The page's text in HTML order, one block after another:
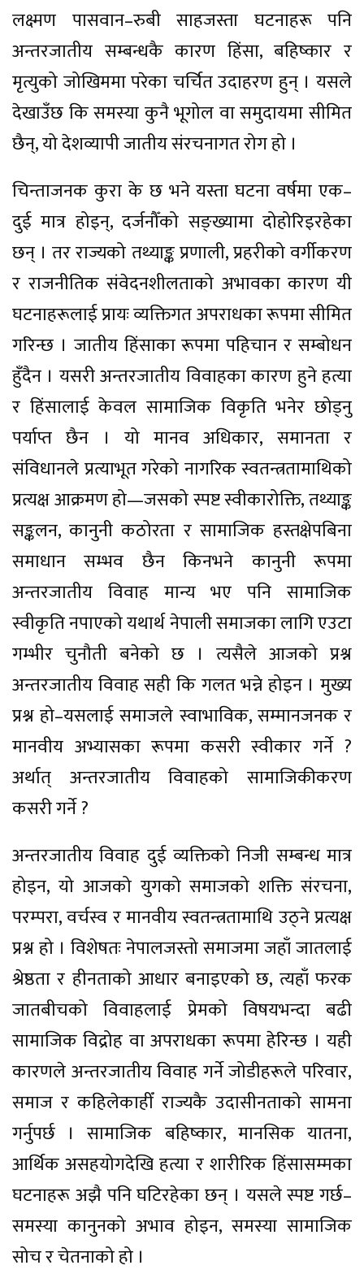
लक्ष्मण पासवान–रुबी साहजस्ता घटनाहरू पनि
अन्तरजातीय सम्बन्धकै कारण हिंसा, बहिष्कार र
मृत्युको जोखिममा परेका चर्चित उदाहरण हुन् । यसले
देखाउँछ कि समस्या कुनै भूगोल वा समुदायमा सीमित
छैन्, यो देशव्यापी जातीय संरचनागत रोग हो ।
चिन्ताजनक कुरा के छ भने यस्ता घटना वर्षमा एक–
दुई मात्र होइन्, दर्जनौँको सङ्ख्यामा दोहोरिइरहेका
छन् । तर राज्यको तथ्याङ्क प्रणाली, प्रहरीको वर्गीकरण
र राजनीतिक संवेदनशीलताको अभावका कारण यी
घटनाहरूलाई प्रायः व्यक्तिगत अपराधका रूपमा सीमित
गरिन्छ । जातीय हिंसाका रूपमा पहिचान र सम्बोधन
हुँदैन । यसरी अन्तरजातीय विवाहका कारण हुने हत्या
र हिंसालाई केवल सामाजिक विकृति भनेर छोड्नु
पर्याप्त छैन । यो मानव अधिकार, समानता र
संविधानले प्रत्याभूत गरेको नागरिक स्वतन्त्रतामाथिको
प्रत्यक्ष आक्रमण हो—जसको स्पष्ट स्वीकारोक्ति, तथ्याङ्क
सङ्कलन, कानुनी कठोरता र सामाजिक हस्तक्षेपबिना
समाधान सम्भव छैन किनभने कानुनी रूपमा
अन्तरजातीय विवाह मान्य भए पनि सामाजिक
स्वीकृति नपाएको यथार्थ नेपाली समाजका लागि एउटा
गम्भीर चुनौती बनेको छ । त्यसैले आजको प्रश्न
अन्तरजातीय विवाह सही कि गलत भन्ने होइन । मुख्य
प्रश्न हो–यसलाई समाजले स्वाभाविक, सम्मानजनक र
मानवीय अभ्यासका रूपमा कसरी स्वीकार गर्ने ?
अर्थात् अन्तरजातीय विवाहको सामाजिकीकरण
कसरी गर्ने ?
अन्तरजातीय विवाह दुई व्यक्तिको निजी सम्बन्ध मात्र
होइन, यो आजको युगको समाजको शक्ति संरचना,
परम्परा, वर्चस्व र मानवीय स्वतन्त्रतामाथि उठ्ने प्रत्यक्ष
प्रश्न हो । विशेषतः नेपालजस्तो समाजमा जहाँ जातलाई
श्रेष्ठता र हीनताको आधार बनाइएको छ, त्यहाँ फरक
जातबीचको विवाहलाई प्रेमको विषयभन्दा बढी
सामाजिक विद्रोह वा अपराधका रूपमा हेरिन्छ । यही
कारणले अन्तरजातीय विवाह गर्ने जोडीहरूले परिवार,
समाज र कहिलेकाहीँ राज्यकै उदासीनताको सामना
गर्नुपर्छ । सामाजिक बहिष्कार, मानसिक यातना,
आर्थिक असहयोगदेखि हत्या र शारीरिक हिंसासम्मका
घटनाहरू अझै पनि घटिरहेका छन् । यसले स्पष्ट गर्छ–
समस्या कानुनको अभाव होइन, समस्या सामाजिक
सोच र चेतनाको हो ।